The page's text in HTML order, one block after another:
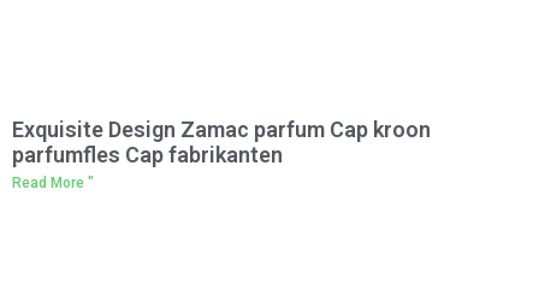
Exquisite Design Zamac parfum Cap kroon
parfumfles Cap fabrikanten
Read More "